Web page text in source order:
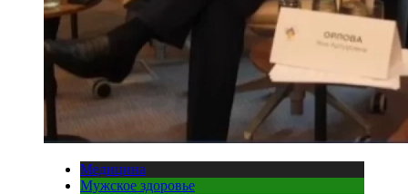
Медицина
Мужское здоровье